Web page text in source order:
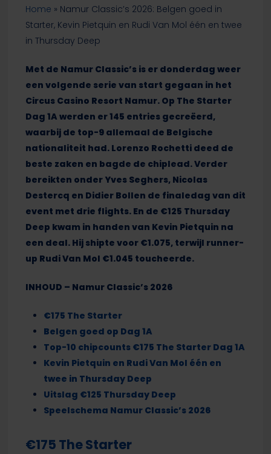
Home » Namur Classic’s 2026: Belgen goed in
Starter, Kevin Pietquin en Rudi Van Mol één en twee
in Thursday Deep
Met de Namur Classic’s is er donderdag weer
een volgende serie van start gegaan in het
Circus Casino Resort Namur. Op The Starter
Dag 1A werden er 145 entries gecreëerd,
waarbij de top-9 allemaal de Belgische
nationaliteit had. Lorenzo Rochetti deed de
beste zaken en bagde de chiplead. Verder
bereikten onder Yves Seghers, Nicolas
Destercq en Didier Bollen de finaledag van dit
event met drie flights. En de €125 Thursday
Deep kwam in handen van Kevin Pietquin na
een deal. Hij shipte voor €1.075, terwijl runner-
up Rudi Van Mol €1.045 toucheerde.
INHOUD – Namur Classic’s 2026
€175 The Starter
Belgen goed op Dag 1A
Top-10 chipcounts €175 The Starter Dag 1A
Kevin Pietquin en Rudi Van Mol één en
twee in Thursday Deep
Uitslag €125 Thursday Deep
Speelschema Namur Classic’s 2026
€175 The Starter